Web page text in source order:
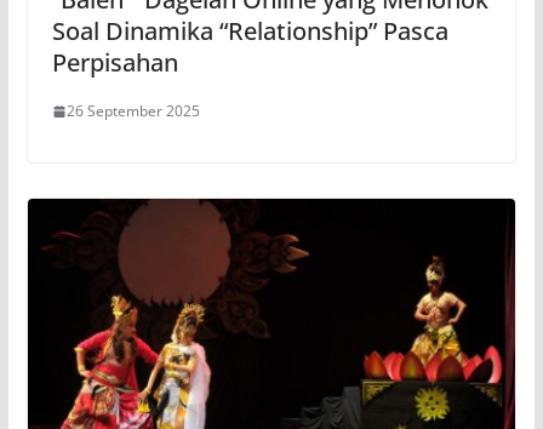
Soal Dinamika “Relationship” Pasca
Perpisahan
26 September 2025